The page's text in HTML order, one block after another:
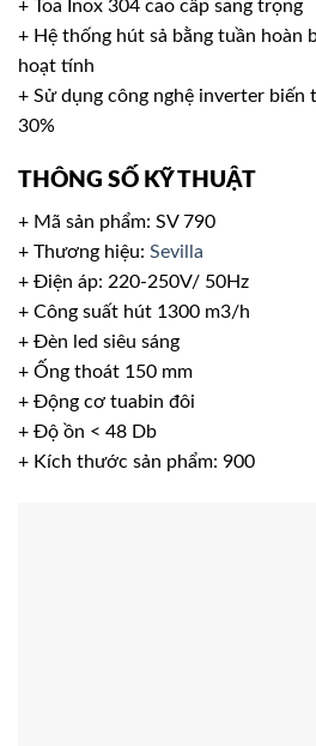
+ Toa Inox 304 cao cấp sang trọng
+ Hệ thống hút sả bằng tuần hoàn
hoạt tính
+ Sử dụng công nghệ inverter biến
30%
THÔNG SỐ KỸ THUẬT
+ Mã sản phẩm: SV 790
+ Thương hiệu: Sevilla
+ Điện áp: 220-250V/ 50Hz
+ Công suất hút 1300 m3/h
+ Đèn led siêu sáng
+ Ống thoát 150 mm
+ Động cơ tuabin đôi
+ Độ ồn < 48 Db
+ Kích thước sản phẩm: 900